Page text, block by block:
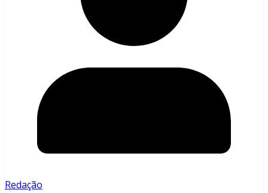
Redação